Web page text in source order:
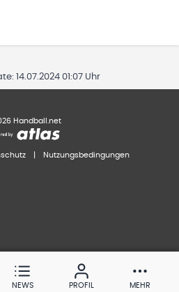
14.07.2024 01:07 Uhr
Handball.net
Nutzungsbedingungen
NEWS PROFIL MEHR